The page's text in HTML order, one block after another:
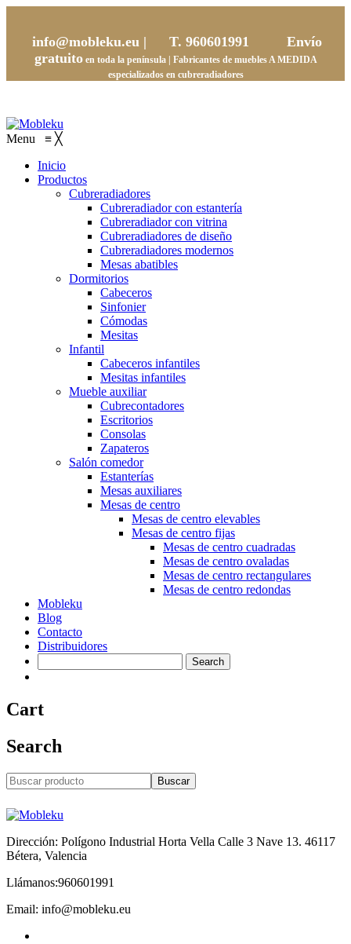
info@mobleku.eu | T. 960601991
Envío
gratuito en toda la península | Fabricantes de mueblesA MEDIDA
especializados en cubreradiadores
Menu ≡ ╳
Inicio
Productos
Cubreradiadores
Cubreradiador con estantería
Cubreradiador con vitrina
Cubreradiadores de diseño
Cubreradiadores modernos
Mesas abatibles
Dormitorios
Cabeceros
Sinfonier
Cómodas
Mesitas
Infantil
Cabeceros infantiles
Mesitas infantiles
Mueble auxiliar
Cubrecontadores
Escritorios
Consolas
Zapateros
Salón comedor
Estanterías
Mesas auxiliares
Mesas de centro
Mesas de centro elevables
Mesas de centro fijas
Mesas de centro cuadradas
Mesas de centro ovaladas
Mesas de centro rectangulares
Mesas de centro redondas
Mobleku
Blog
Contacto
Distribuidores
Cart
Search
Buscar
Dirección: Polígono Industrial Horta Vella Calle 3 Nave 13. 46117
Bétera, Valencia
Llámanos:960601991
Email: info@mobleku.eu